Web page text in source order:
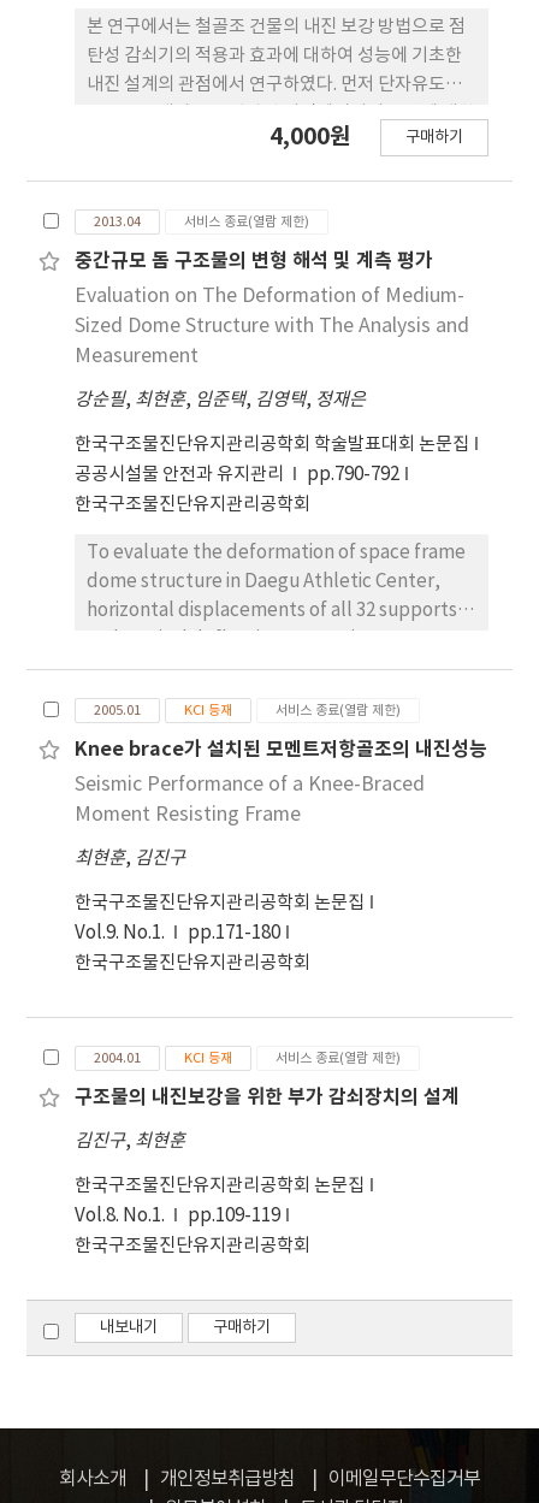
본 연구에서는 철골조 건물의 내진 보강 방법으로 점
탄성 감쇠기의 적용과 효과에 대하여 성능에 기초한
내진 설계의 관점에서 연구하였다. 먼저 단자유도계
감쇠기의 효과에 대하여 연구하였다. 설계하중으로
다. 비선형 시간이력해석을 수행하기 위하여 성능에
기초한 내진설계기준(안)에 제시된 표준 설계응답스
펙트럼을 각 지반종류와 성능목표에 대하여 구성하
고, 이를 바탕으로 인공지진을 생성하였다. 해석결과
에 따르면 층간변위를 성능기준으로 적용하였을 때
대부분의 지반조건에서 기준안에 제시된 성능목표를
만족하였다. 또한 적당한 위치에 점탄성 감쇠기를 설
치함으로써 내진성능을 향상시키고 구조물이 탄성적
으로 거동하도록 유도함을 보였다.
4,000원 구매하기
2013.04 서비스 종료(열람 제한)
중간규모 돔 구조물의 변형 해석 및 계측 평가
Evaluation on The Deformation of Medium-
Sized Dome Structure with The Analysis and
Measurement
강순필, 최현훈, 임준택, 김영택, 정재은
한국구조물진단유지관리공학회 학술발표대회 논문집
공공시설물 안전과 유지관리
pp.790-792
한국구조물진단유지관리공학회
To evaluate the deformation of space frame
dome structure in Daegu Athletic Center,
horizontal displacements of all 32 supports
predicted through the elastic analysis. The
result of a comparison with the
measurement data shows that the analysis
well predicts the measured horizontal
displacements and vertical deflections
2005.01 KCI 등재 서비스 종료(열람 제한)
Knee brace가 설치된 모멘트저항골조의 내진성능
Seismic Performance of a Knee-Braced
Moment Resisting Frame
최현훈, 김진구
한국구조물진단유지관리공학회 논문집
Vol.9. No.1.
pp.171-180
한국구조물진단유지관리공학회
2004.01 KCI 등재 서비스 종료(열람 제한)
구조물의 내진보강을 위한 부가 감쇠장치의 설계
김진구, 최현훈
한국구조물진단유지관리공학회 논문집
Vol.8. No.1.
pp.109-119
한국구조물진단유지관리공학회
내보내기 구매하기
회사소개 개인정보취급방침
이메일무단수집거부